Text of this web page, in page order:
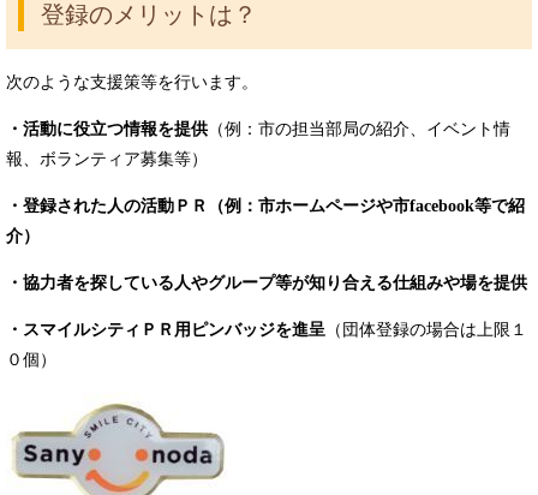
登録のメリットは？
次のような支援策等を行います。
・活動に役立つ情報を提供（例：市の担当部局の紹介、イベント情
報、ボランティア募集等）
・登録された人の活動ＰＲ（例：市ホームページや市facebook等で紹
介）
・協力者を探している人やグループ等が知り合える仕組みや場を提供
・スマイルシティＰＲ用ピンバッジを進呈 （団体登録の場合は上限１
０個）